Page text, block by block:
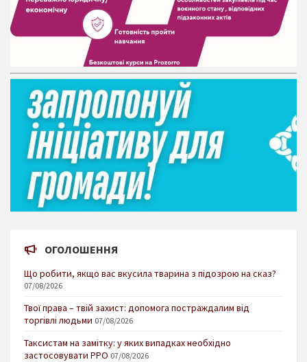
ОГОЛОШЕННЯ
Що робити, якщо вас вкусила тварина з підозрою на сказ?
07/08/2026
Твої права – твій захист: допомога постраждалим від
торгівлі людьми 07/08/2026
Таксистам на замітку: у яких випадках необхідно
застосовувати РРО 07/08/2026